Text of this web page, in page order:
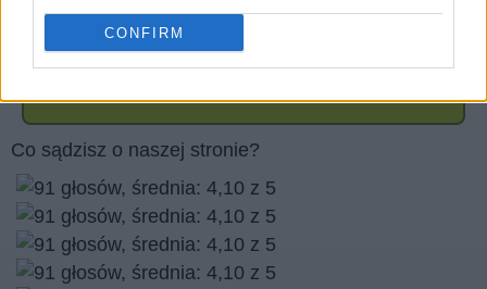
CONFIRM
Wróć
Co sądzisz o naszej stronie?